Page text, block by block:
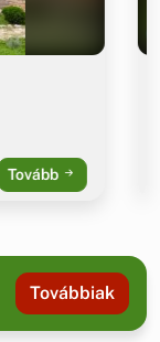
Tovább
Továbbiak